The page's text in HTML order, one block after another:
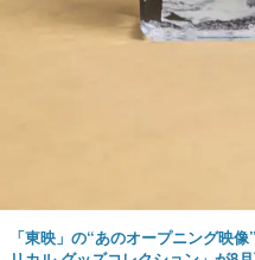
「東映」の“あのオープニング映